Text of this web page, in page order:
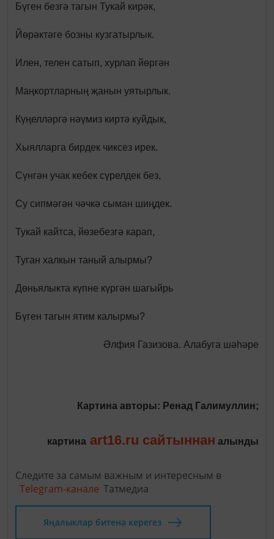
Бүген безгә тагын Тукай кирәк,
Йөрәктәге бозны кузгатырлык.
Илен, телен сатып, хурлап йөргән
Маңкортларның җанын уятырлык.
Күңелләргә нәүмиз киртә куйдык,
Хыялларга бирдек чиксез ирек.
Сүнгән учак кебек сүрелдек без,
Су сипмәгән чәчкә сыман шиңдек.
Тукай кайтса, йөзебезгә карап,
Туган халкын таный алырмы?
Дөньялыкта күпне күргән шагыйрь
Бүген тагын ятим калырмы?
Әлфия Газизова. Алабуга шәһәре
Картина авторы: Ренад Галимуллин;
картина art16.ru сайтыннан алынды
Следите за самым важным и интересным в
Telegram-канале Татмедиа
Яңалыклар битенә керегез